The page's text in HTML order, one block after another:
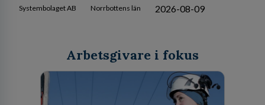
Systembolaget AB Norrbottens län 2026-08-09
Arbetsgivare i fokus